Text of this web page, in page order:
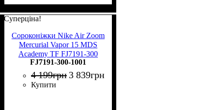
Суперціна!
Сороконіжки Nike Air Zoom
Mercurial Vapor 15 MDS
Academy TF FJ7191-300
FJ7191-300-1001
4 199грн 3 839грн
Купити